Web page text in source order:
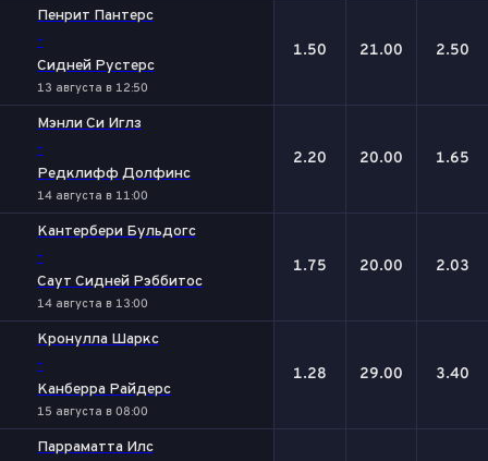
Пенрит Пантерс
-
Сидней Рустерс
13 августа в 12:50
1.50 21.00 2.50
Мэнли Си Иглз
-
Редклифф Долфинс
14 августа в 11:00
2.20 20.00 1.65
Кантербери Бульдогс
-
Саут Сидней Рэббитос
14 августа в 13:00
1.75 20.00 2.03
Кронулла Шаркс
-
Канберра Райдерс
15 августа в 08:00
1.28 29.00 3.40
Парраматта Илс